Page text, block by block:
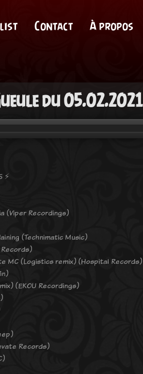
Contact À propos
du 05.02.2021
⚡️
(Viper Recordings)
(Technimatic Music)
MC (Logistics remix) (Hospital Records)
(EKOU Recordings)
Records)